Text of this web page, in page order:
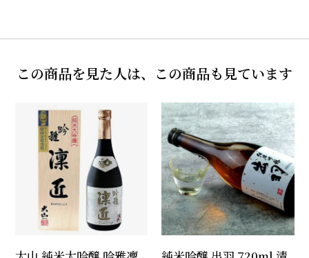
この商品を見た人は、この商品も見ています